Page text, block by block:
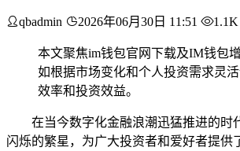
qbadmin 2026年06月30日 11:51 1.1K
本文聚焦im钱包官网下载及IM钱包
如根据市场变化和个人投资需求灵
效率和投资效益。
在当今数字化金融浪潮迅猛推进的时
闪烁的繁星，为广大投资者和爱好者提